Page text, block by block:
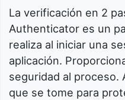
La verificación en 2
Authenticator es un
realiza al iniciar una
aplicación.
seguridad al proceso.
que se tome para